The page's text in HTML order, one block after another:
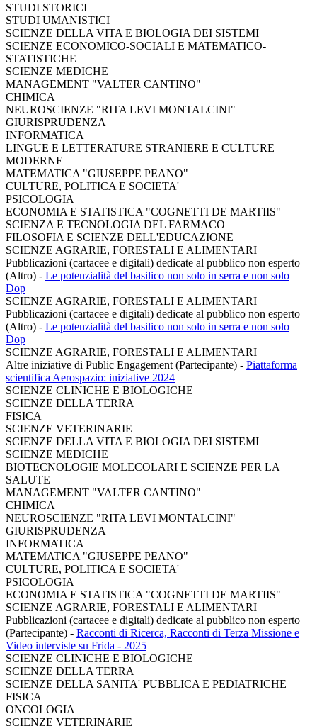
STUDI STORICI
STUDI UMANISTICI
SCIENZE DELLA VITA E BIOLOGIA DEI SISTEMI
SCIENZE ECONOMICO-SOCIALI E MATEMATICO-
STATISTICHE
SCIENZE MEDICHE
MANAGEMENT "VALTER CANTINO"
CHIMICA
NEUROSCIENZE "RITA LEVI MONTALCINI"
GIURISPRUDENZA
INFORMATICA
LINGUE E LETTERATURE STRANIERE E CULTURE
MODERNE
MATEMATICA "GIUSEPPE PEANO"
CULTURE, POLITICA E SOCIETA'
PSICOLOGIA
ECONOMIA E STATISTICA "COGNETTI DE MARTIIS"
SCIENZA E TECNOLOGIA DEL FARMACO
FILOSOFIA E SCIENZE DELL'EDUCAZIONE
SCIENZE AGRARIE, FORESTALI E ALIMENTARI
Pubblicazioni (cartacee e digitali) dedicate al pubblico non esperto
(Altro) - Le potenzialità del basilico non solo in serra e non solo
Dop
SCIENZE AGRARIE, FORESTALI E ALIMENTARI
Pubblicazioni (cartacee e digitali) dedicate al pubblico non esperto
(Altro) - Le potenzialità del basilico non solo in serra e non solo
Dop
SCIENZE AGRARIE, FORESTALI E ALIMENTARI
Altre iniziative di Public Engagement (Partecipante) - Piattaforma
scientifica Aerospazio: iniziative 2024
SCIENZE CLINICHE E BIOLOGICHE
SCIENZE DELLA TERRA
FISICA
SCIENZE VETERINARIE
SCIENZE DELLA VITA E BIOLOGIA DEI SISTEMI
SCIENZE MEDICHE
BIOTECNOLOGIE MOLECOLARI E SCIENZE PER LA
SALUTE
MANAGEMENT "VALTER CANTINO"
CHIMICA
NEUROSCIENZE "RITA LEVI MONTALCINI"
GIURISPRUDENZA
INFORMATICA
MATEMATICA "GIUSEPPE PEANO"
CULTURE, POLITICA E SOCIETA'
PSICOLOGIA
ECONOMIA E STATISTICA "COGNETTI DE MARTIIS"
SCIENZE AGRARIE, FORESTALI E ALIMENTARI
Pubblicazioni (cartacee e digitali) dedicate al pubblico non esperto
(Partecipante) - Racconti di Ricerca, Racconti di Terza Missione e
Video interviste su Frida - 2025
SCIENZE CLINICHE E BIOLOGICHE
SCIENZE DELLA TERRA
SCIENZE DELLA SANITA' PUBBLICA E PEDIATRICHE
FISICA
ONCOLOGIA
SCIENZE VETERINARIE